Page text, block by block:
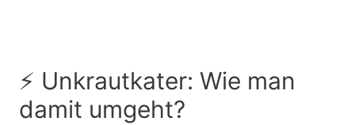
⚡ Unkrautkater: Wie man
damit umgeht?